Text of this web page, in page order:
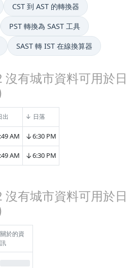
CST 到 AST 的轉換器
PST 轉換為 SAST 工具
SAST 轉 IST 在線換算器
沒有城市資料可用於日
↓ 日落
AM ↓6:30 PM
AM ↓6:30 PM
沒有城市資料可用於日
關於的資
訊